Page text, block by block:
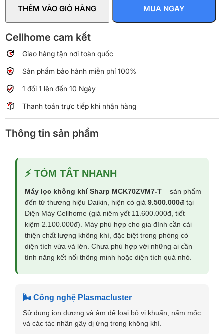
Sharp
MCK70ZVM7-
số
lượng
THÊM VÀO GIỎ HÀNG MUA NGAY
Cellhome cam kết
Giao hàng tận nơi toàn quốc
Sản phẩm bảo hành miễn phí 100%
1 đổi 1 lên đến 10 Ngày
Thanh toán trực tiếp khi nhận hàng
Thông tin sản phẩm
⚡ TÓM TẮT NHANH
Máy lọc không khí Sharp MCK70ZVM7-T– sản phẩm
đến từ thương hiệu Daikin, hiện có giá 9.500.000đtại
Điện Máy Cellhome (giá niêm yết 11.600.000đ, tiết
kiệm 2.100.000đ). Máy phù hợp cho gia đình cần cải
thiện chất lượng không khí, đặc biệt trong phòng có
diện tích vừa và lớn. Chưa phù hợp với những ai cần
tính năng kết nối thông minh hoặc diện tích quá nhỏ.
🌬️ Công nghệ Plasmacluster
Sử dụng ion dương và âm để loại bỏ vi khuẩn, nấm mốc
và các tác nhân gây dị ứng trong không khí.